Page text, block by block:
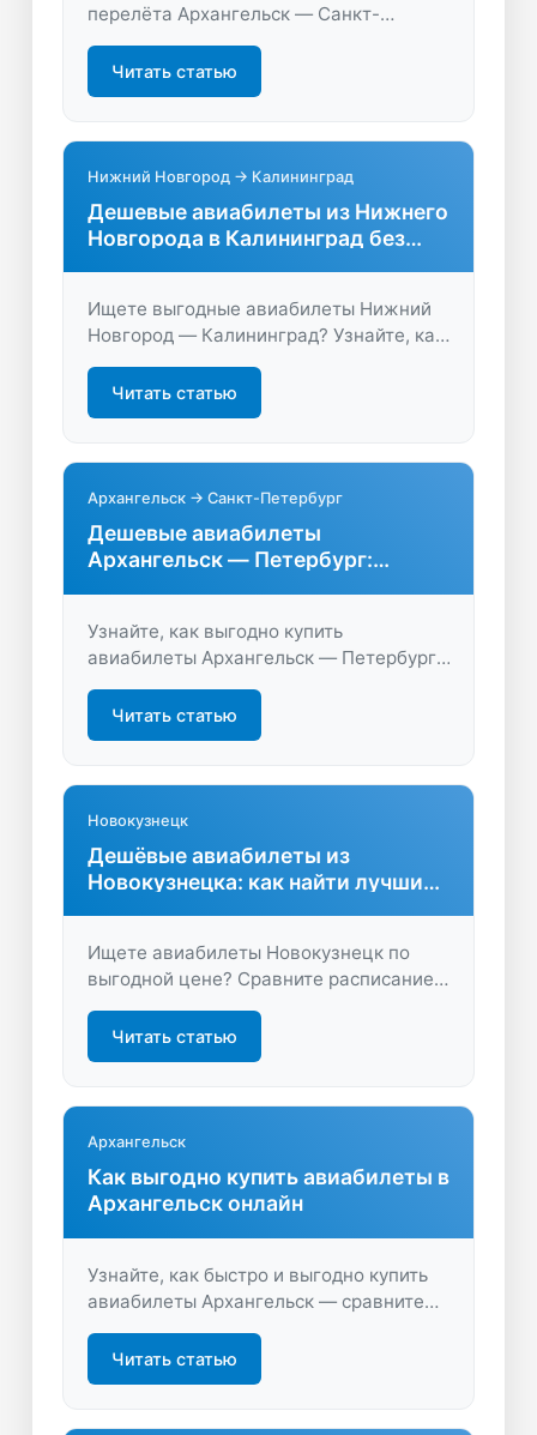
перелёта Архангельск — Санкт-
и выберите лучшие авиабилеты онлайн.
Удобный поиск, экономия времени и
Читать статью
Нижний Новгород → Калининград
Дешевые авиабилеты из Нижнего
Новгорода в Калининград без
Ищете выгодные авиабилеты Нижний
Новгород — Калининград? Узнайте, как
подобрать лучшие предложения и
сэкономить на перелёте. Бронируйте
билеты быстро и удобно на LastBilet.ru.
Читать статью
Архангельск → Санкт-Петербург
Дешевые авиабилеты
Архангельск — Петербург:
Узнайте, как выгодно купить
авиабилеты Архангельск — Петербург.
и вариантов рейсов помогут найти
оптимальный билет и сэкономить время
Читать статью
Новокузнецк
Дешёвые авиабилеты из
Новокузнецка: как найти лучшие
Ищете авиабилеты Новокузнецк по
выгодной цене? Сравните расписание,
цены и направления, чтобы выбрать
оптимальный вариант. Удобный поиск и
быстрая покупка билетов онлайн —
Читать статью
Архангельск
Как выгодно купить авиабилеты в
Архангельск онлайн
Узнайте, как быстро и выгодно купить
авиабилеты Архангельск — сравните
цены, найдите удобные рейсы и
получите лучшие предложения для
вашего путешествия!
Читать статью